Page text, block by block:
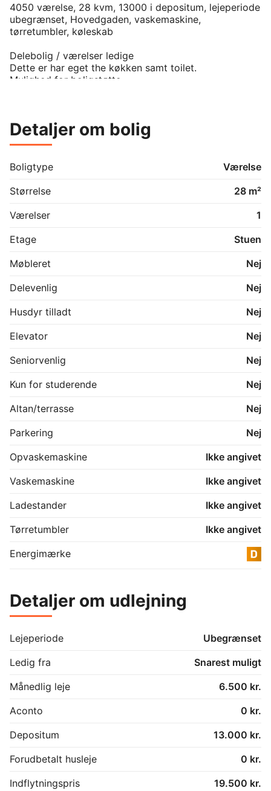
4050 værelse, 28 kvm, 13000 i depositum, lejeperiode
ubegrænset, Hovedgaden, vaskemaskine,
tørretumbler, køleskab
Delebolig / værelser ledige
Dette er har eget the køkken samt toilet.
Mulighed for boligstøtte.
Tæt på offentlig transport
Nyrenoveret lejlighed
Der er fælles køkken og bad samt
bruges frit.
Der følger fælleshave med.
Ekstra toilet.
Jeg søger en lejer der er ansvarfuld og har respekt for
privatlivet.
Men også er komfortabel med at bo sammen med
andre.
Rygning er No Go i lejligheden. Men der er hyggelig
baggård til rygning ??
Detaljer om bolig
Boligtype
Værelse
Størrelse
28 m²
Værelser
1
Etage
Stuen
Møbleret
Nej
Delevenlig
Nej
Husdyr tilladt
Nej
Elevator
Nej
Seniorvenlig
Nej
Kun for studerende
Nej
Altan/terrasse
Nej
Parkering
Nej
Opvaskemaskine
Ikke angivet
Vaskemaskine
Ikke angivet
Ladestander
Ikke angivet
Tørretumbler
Ikke angivet
Energimærke
Detaljer om udlejning
Lejeperiode
Ubegrænset
Ledig fra
Snarest muligt
Månedlig leje
6.500 kr.
Aconto
0 kr.
Depositum
13.000 kr.
Forudbetalt husleje
0 kr.
Indflytningspris
19.500 kr.